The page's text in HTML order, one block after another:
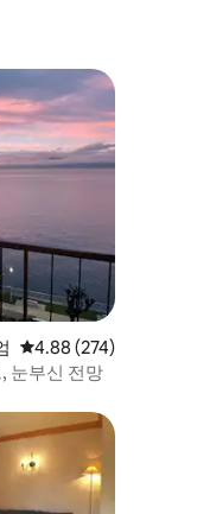
평점 4.88점(5점 만점),
4.88 (274)
눈부신 전망